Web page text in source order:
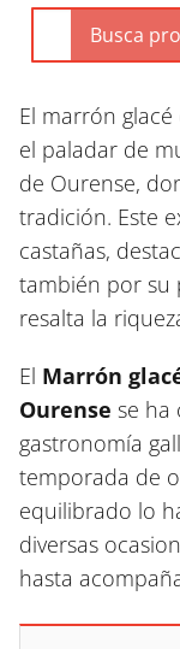
El marrón
el paladar de
de Ourense,
tradición. Este
castañas,
también por su
resalta la
El Marrón
Ourense se ha
gastronomía
temporada de
equilibrado lo
diversas
hasta